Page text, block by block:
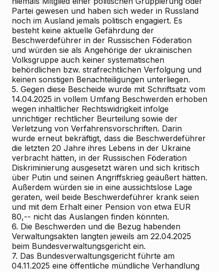
Partei gewesen und haben sich weder in Russland
noch im Ausland jemals politisch engagiert. Es
besteht keine aktuelle Gefährdung der
Beschwerdeführer in der Russischen Föderation
und würden sie als Angehörige der ukrainischen
Volksgruppe auch keiner systematischen
behördlichen bzw. strafrechtlichen Verfolgung und
keinen sonstigen Benachteiligungen unterliegen.
5. Gegen diese Bescheide wurde mit Schriftsatz vom
14.04.2025 in vollem Umfang Beschwerden erhoben
wegen inhaltlicher Rechtswidrigkeit infolge
unrichtiger rechtlicher Beurteilung sowie der
Verletzung von Verfahrensvorschriften. Darin
wurde erneut bekräftigt, dass die Beschwerdeführer
die letzten 20 Jahre ihres Lebens in der Ukraine
verbracht hätten, in der Russischen Föderation
Diskriminierung ausgesetzt wären und sich kritisch
über Putin und seinen Angriffskrieg geäußert hätten.
Außerdem würden sie in eine aussichtslose Lage
geraten, weil beide Beschwerdeführer krank seien
und mit dem Erhalt einer Pension von etwa EUR
80,-- nicht das Auslangen finden könnten.
6. Die Beschwerden und die Bezug habenden
Verwaltungsakten langten jeweils am 22.04.2025
beim Bundesverwaltungsgericht ein.
7. Das Bundesverwaltungsgericht führte am
04.11.2025 eine öffentliche mündliche Verhandlung